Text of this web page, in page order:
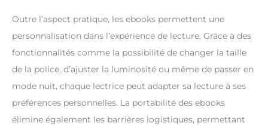
Outre l’aspect pratique, les ebooks permettent une
personnalisation dans l’expérience de lecture. Grâce à des
fonctionnalités comme la possibilité de changer la taille
de la police, d’ajuster la luminosité ou même de passer en
mode nuit, chaque lectrice peut adapter sa lecture à ses
préférences personnelles. La portabilité des ebooks
élimine également les barrières logistiques, permettant